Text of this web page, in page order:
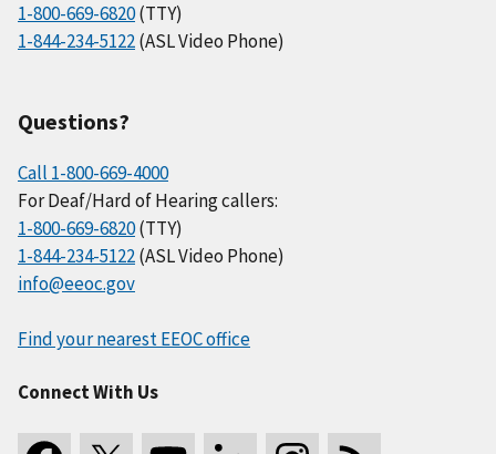
1-800-669-6820(TTY)
1-844-234-5122(ASL Video Phone)
Questions?
Call 1-800-669-4000
For Deaf/Hard of Hearing callers:
1-800-669-6820(TTY)
1-844-234-5122(ASL Video Phone)
info@eeoc.gov
Find your nearest EEOC office
Connect With Us